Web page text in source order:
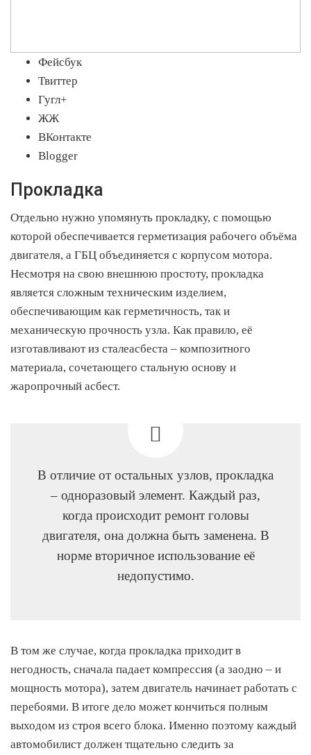
Фейсбук
Твиттер
Гугл+
ЖЖ
ВКонтакте
Blogger
Прокладка
Отдельно нужно упомянуть прокладку, с помощью
которой обеспечивается герметизация рабочего объёма
двигателя, а ГБЦ объединяется с корпусом мотора.
Несмотря на свою внешнюю простоту, прокладка
является сложным техническим изделием,
обеспечивающим как герметичность, так и
механическую прочность узла. Как правило, её
изготавливают из сталеасбеста – композитного
материала, сочетающего стальную основу и
жаропрочный асбест.
В отличие от остальных узлов, прокладка
– одноразовый элемент. Каждый раз,
когда происходит ремонт головы
двигателя, она должна быть заменена. В
норме вторичное использование её
недопустимо.
В том же случае, когда прокладка приходит в
негодность, сначала падает компрессия (а заодно – и
мощность мотора), затем двигатель начинает работать с
перебоями. В итоге дело может кончиться полным
выходом из строя всего блока. Именно поэтому каждый
автомобилист должен тщательно следить за